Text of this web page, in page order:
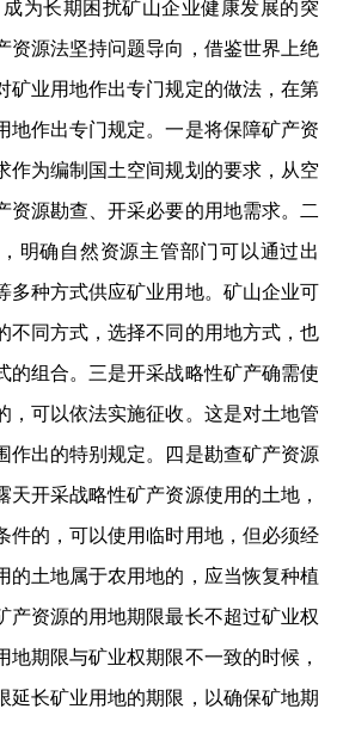
为长期困扰矿山企业健康发展的突
资源法坚持问题导向，借鉴世界上绝
矿业用地作出专门规定的做法，在第
地作出专门规定。一是将保障矿产资
作为编制国土空间规划的要求，从空
资源勘查、开采必要的用地需求。二
明确自然资源主管部门可以通过出
多种方式供应矿业用地。矿山企业可
不同方式，选择不同的用地方式，也
的组合。三是开采战略性矿产确需使
，可以依法实施征收。这是对土地管
作出的特别规定。四是勘查矿产资源
开采战略性矿产资源使用的土地，
件的，可以使用临时用地，但必须经
的土地属于农用地的，应当恢复种植
产资源的用地期限最长不超过矿业权
期限与矿业权期限不一致的时候，
延长矿业用地的期限，以确保矿地期